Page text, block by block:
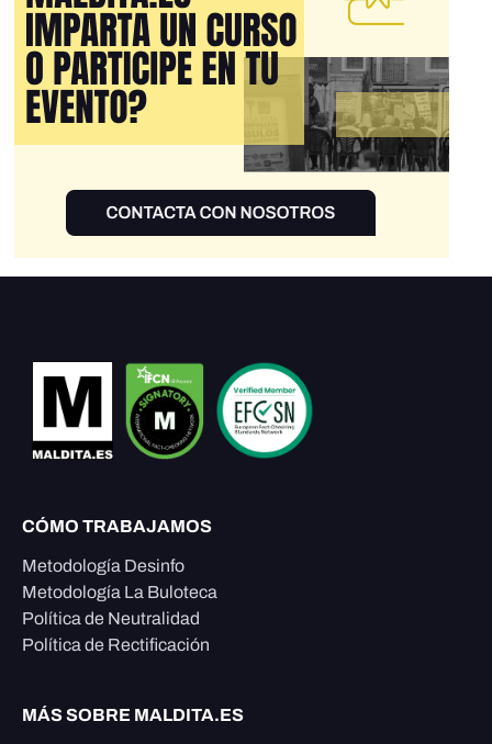
CÓMO TRABAJAMOS
Metodología Desinfo
Metodología La Buloteca
Política de Neutralidad
Política de Rectificación
MÁS SOBRE MALDITA.ES